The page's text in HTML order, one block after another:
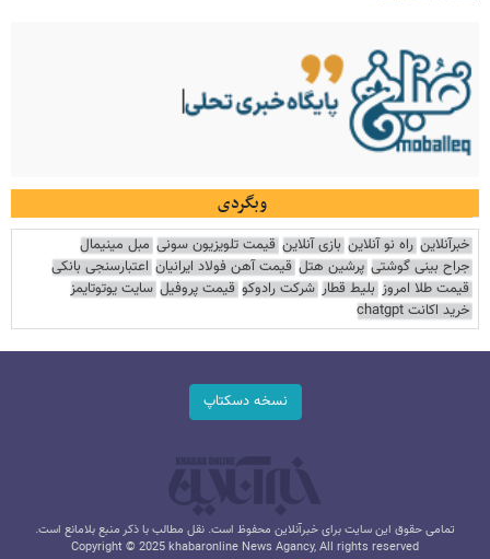
وبگردی
خبرآنلاین راه نو آنلاین بازی آنلاین قیمت تلویزیون سونی مبل مینیمال
جراح بینی گوشتی پرشین هتل قیمت آهن فولاد ایرانیان اعتبارسنجی بانکی
قیمت طلا امروز بلیط قطار شرکت رادوکو قیمت پروفیل سایت یوتوتایمز
خرید اکانت chatgpt
نسخه دسکتاپ
تمامی حقوق این سایت برای خبرآنلاین محفوظ است. نقل مطالب با ذکر منبع بلامانع است.
Copyright © 2025 khabaronline News Agancy, All rights reserved